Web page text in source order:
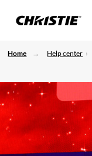
Home Help center